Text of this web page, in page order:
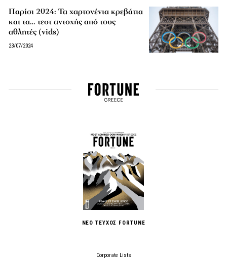
Παρίσι 2024: Τα χαρτονένια κρεβάτια
και τα… τεστ αντοχής από τους
αθλητές (vids)
23/07/2024
ΝΕΟ ΤΕΥΧΟΣ FORTUNE
Corporate Lists